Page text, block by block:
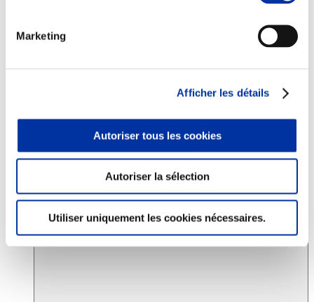
Marketing
Afficher les détails
Autoriser tous les cookies
Autoriser la sélection
Utiliser uniquement les cookies nécessaires.
Consommation
Sécurité sanitaire
Juste rémunération et attractivité des métiers
Info-veille scientifique
Accords